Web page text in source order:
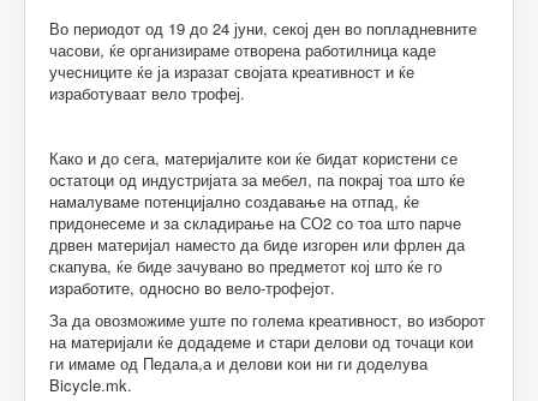
Во периодот од 19 до 24 јуни, секој ден во попладневните
часови, ќе организираме отворена работилница каде
учесниците ќе ја изразат својата креативност и ќе
изработуваат вело трофеј.
Како и до сега, материјалите кои ќе бидат користени се
остатоци од индустријата за мебел, па покрај тоа што ќе
намалуваме потенцијално создавање на отпад, ќе
придонесеме и за складирање на СО2 со тоа што парче
дрвен материјал наместо да биде изгорен или фрлен да
скапува, ќе биде зачувано во предметот кој што ќе го
изработите, односно во вело-трофејот.
За да овозможиме уште по голема креативност, во изборот
на материјали ќе додадеме и стари делови од точаци кои
ги имаме од Педала,а и делови кои ни ги доделува
Bicycle.mk.